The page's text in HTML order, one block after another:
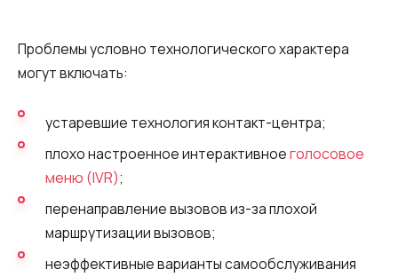
Проблемы условно технологического характера
могут включать:
устаревшие технология контакт-центра;
плохо настроенное интерактивноеголосовое
меню (IVR);
перенаправление вызовов из-за плохой
маршрутизации вызовов;
неэффективные варианты самообслуживания